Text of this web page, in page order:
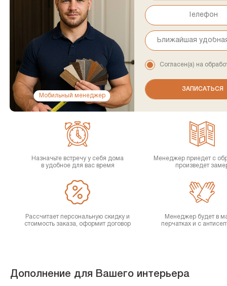
Мобильный менеджер
Согласен(а) на
Назначьте встречу у себя дома
в удобное для вас время
Менеджер приедет с
произведет
Рассчитает персональную скидку и
стоимость заказа, оформит договор
Менеджер будет в
перчатках и с
Дополнение для Вашего интерьера